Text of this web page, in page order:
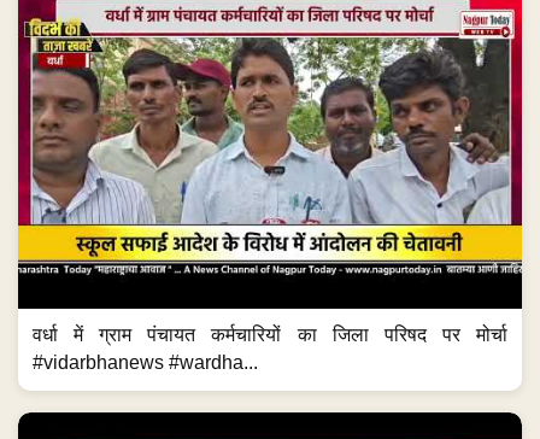
वर्धा में ग्राम पंचायत कर्मचारियों का जिला परिषद पर मोर्चा
#vidarbhanews #wardha...